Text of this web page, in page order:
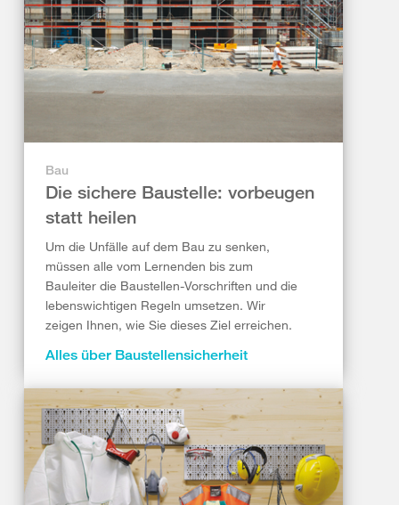
Bau
Die sichere Baustelle: vorbeugen
statt heilen
Um die Unfälle auf dem Bau zu senken,
müssen alle vom Lernenden bis zum
Bauleiter die Baustellen-Vorschriften und die
lebenswichtigen Regeln umsetzen. Wir
zeigen Ihnen, wie Sie dieses Ziel erreichen.
Alles über Baustellensicherheit